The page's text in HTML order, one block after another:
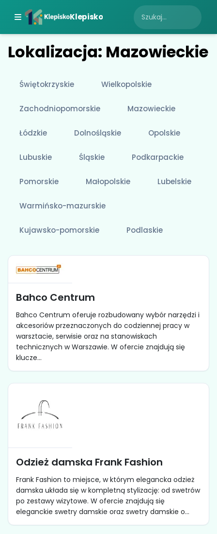
Klepisko
Lokalizacja: Mazowieckie
Świętokrzyskie Wielkopolskie
Zachodniopomorskie Mazowieckie
Łódzkie Dolnośląskie Opolskie
Lubuskie Śląskie Podkarpackie
Pomorskie Małopolskie Lubelskie
Warmińsko-mazurskie
Kujawsko-pomorskie Podlaskie
Bahco Centrum
Bahco Centrum oferuje rozbudowany wybór narzędzi i
akcesoriów przeznaczonych do codziennej pracy w
warsztacie, serwisie oraz na stanowiskach
technicznych w Warszawie. W ofercie znajdują się
klucze...
Odzież damska Frank Fashion
Frank Fashion to miejsce, w którym elegancka odzież
damska układa się w kompletną stylizację: od swetrów
po zestawy wizytowe. W ofercie znajdują się
eleganckie swetry damskie oraz swetry damskie o...